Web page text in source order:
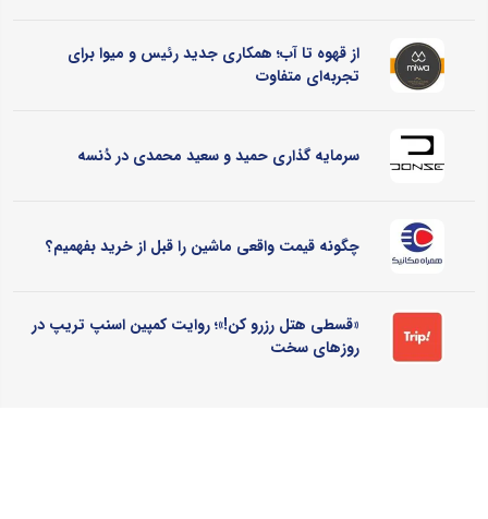
از قهوه تا آب؛ همکاری جدید رئیس و میوا برای
تجربه‌ای متفاوت
سرمایه گذاری حمید و سعید محمدی در دُنسه
چگونه قیمت واقعی ماشین را قبل از خرید بفهمیم؟
«قسطی هتل رزرو کن!»؛ روایت کمپین اسنپ تریپ در
روزهای سخت